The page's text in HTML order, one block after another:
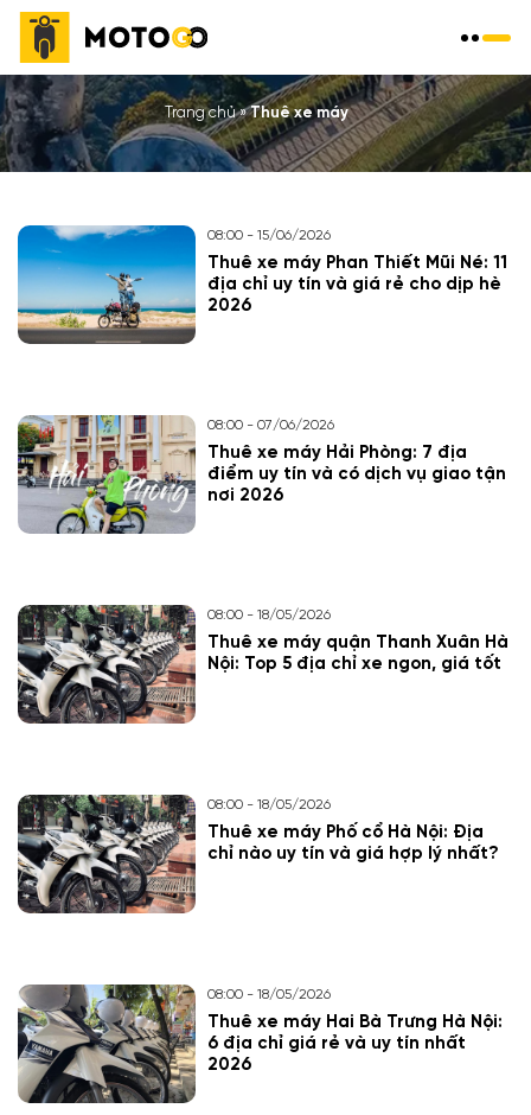
Trang chủ»Thuê xe máy
08:00 - 15/06/2026
Thuê xe máy Phan Thiết Mũi Né: 11
địa chỉ uy tín và giá rẻ cho dịp hè
2026
08:00 - 07/06/2026
Thuê xe máy Hải Phòng: 7 địa
điểm uy tín và có dịch vụ giao tận
nơi 2026
08:00 - 18/05/2026
Thuê xe máy quận Thanh Xuân Hà
Nội: Top 5 địa chỉ xe ngon, giá tốt
08:00 - 18/05/2026
Thuê xe máy Phố cổ Hà Nội: Địa
chỉ nào uy tín và giá hợp lý nhất?
08:00 - 18/05/2026
Thuê xe máy Hai Bà Trưng Hà Nội:
6 địa chỉ giá rẻ và uy tín nhất
2026